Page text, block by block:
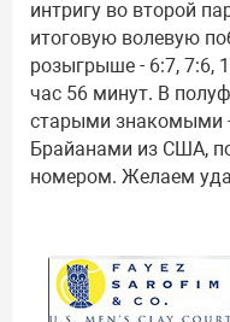
интригу во второй
итоговую волевую
розыгрыше - 6:7, 7:6,
час 56 минут. В
старыми знакомыми
Брайанами из США,
номером. Желаем